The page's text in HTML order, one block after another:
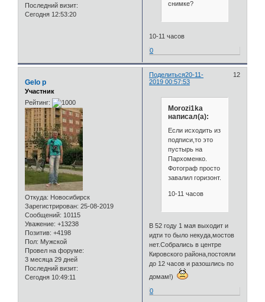
Последний визит:
Сегодня 12:53:20
снимке?
10-11 часов
0
Поделиться 12
20-11-
2019 00:57:53
Gelo p
Участник
Рейтинг:
Откуда: Новосибирск
Зарегистрирован: 25-08-2019
Сообщений: 10115
Уважение: +13238
Позитив: +4198
Пол: Мужской
Провел на форуме:
3 месяца 29 дней
Последний визит:
Сегодня 10:49:11
Morozi1ka
написал(а):
Если исходить из
подписи,то это
пустырь на
Пархоменко.
Фотограф просто
завалил горизонт.
10-11 часов
В 52 году 1 мая выходит и
идти то было некуда,мостов
нет.Собрались в центре
Кировского района,постояли
до 12 часов и разошлись по
домам!)
0